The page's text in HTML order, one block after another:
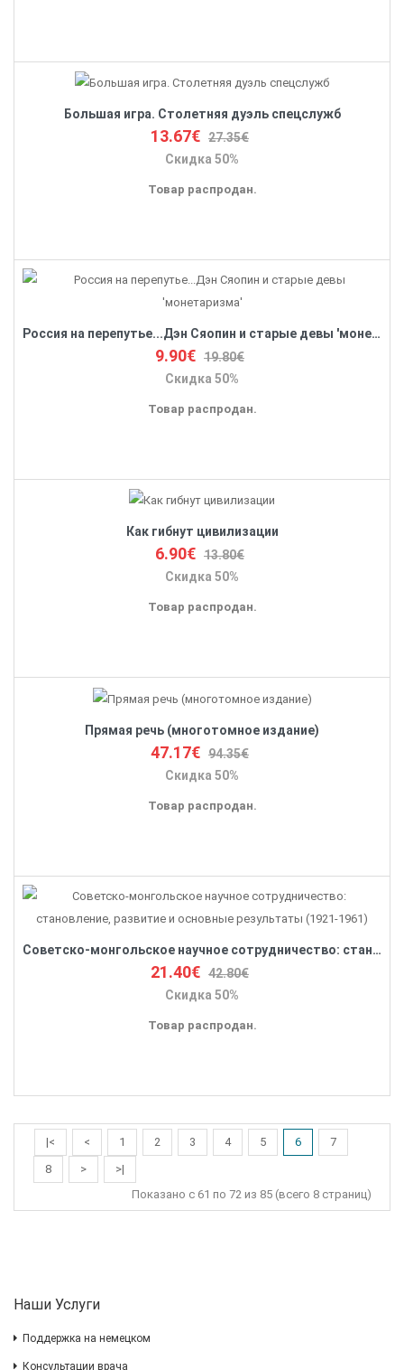
Большая игра. Столетняя дуэль спецслужб
13.67€ 27.35€
Скидка 50%
Товар распродан.
Россия на перепутье...Дэн Сяопин и старые девы 'монетаризма'
9.90€ 19.80€
Скидка 50%
Товар распродан.
Как гибнут цивилизации
6.90€ 13.80€
Скидка 50%
Товар распродан.
Прямая речь (многотомное издание)
47.17€ 94.35€
Скидка 50%
Товар распродан.
Советско-монгольское научное сотрудничество: становление, развитие и основные результаты (1921-1961)
21.40€ 42.80€
Скидка 50%
Товар распродан.
|< < 1 2 3 4 5 6
7
8
>
>|
Показано с 61 по 72 из 85 (всего 8 страниц)
Наши Услуги
Поддержка на немецком
Консультации врача